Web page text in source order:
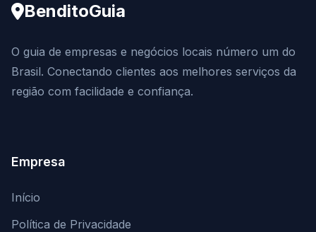
BenditoGuia
O guia de empresas e negócios locais número um do
Brasil. Conectando clientes aos melhores serviços da
região com facilidade e confiança.
Empresa
Início
Política de Privacidade